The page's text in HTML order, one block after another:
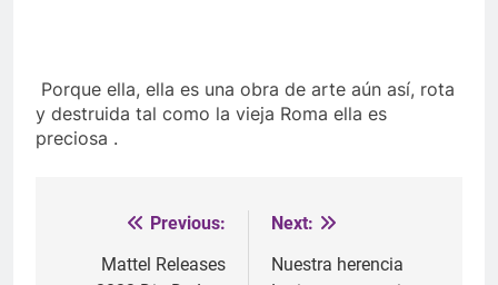
Porque ella, ella es una obra de arte aún así, rota
y destruida tal como la vieja Roma ella es
preciosa .
navigation
Previous:
Mattel Releases
Next:
Nuestra herencia